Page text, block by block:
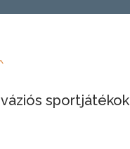
sportjátékok